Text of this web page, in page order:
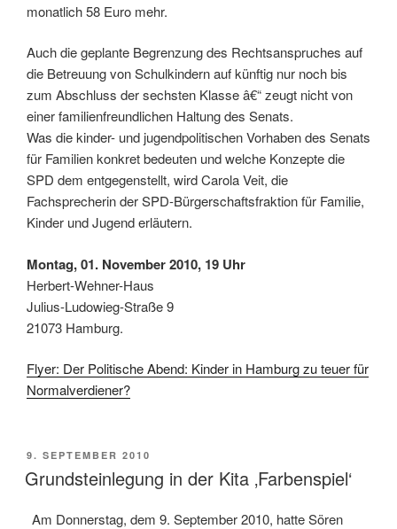
monatlich 58 Euro mehr.
Auch die geplante Begrenzung des Rechtsanspruches auf
die Betreuung von Schulkindern auf künftig nur noch bis
zum Abschluss der sechsten Klasse â€“ zeugt nicht von
einer familienfreundlichen Haltung des Senats.
Was die kinder- und jugendpolitischen Vorhaben des Senats
für Familien konkret bedeuten und welche Konzepte die
SPD dem entgegenstellt, wird Carola Veit, die
Fachsprecherin der SPD-Bürgerschaftsfraktion für Familie,
Kinder und Jugend erläutern.
Montag, 01. November 2010, 19 Uhr
Herbert-Wehner-Haus
Julius-Ludowieg-Straße 9
21073 Hamburg.
Flyer: Der Politische Abend: Kinder in Hamburg zu teuer für
Normalverdiener?
VERÖFFENTLICHT
AM
9. SEPTEMBER 2010
Grundsteinlegung in der Kita ‚Farbenspiel‘
Am Donnerstag, dem 9. September 2010, hatte Sören